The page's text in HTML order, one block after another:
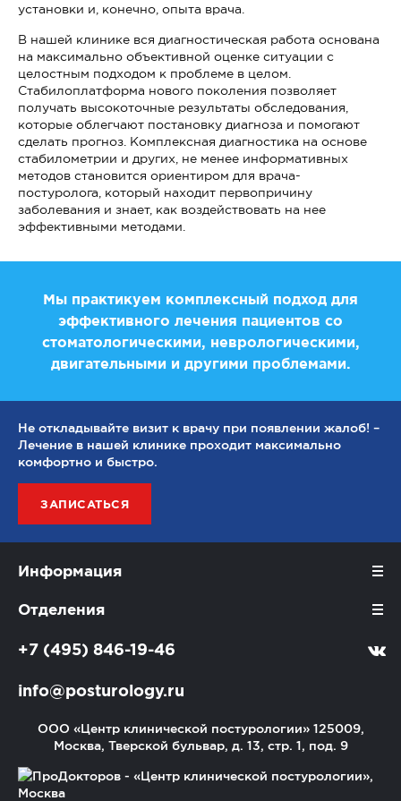
установки и, конечно, опыта врача.
В нашей клинике вся диагностическая работа основана
на максимально объективной оценке ситуации с
целостным подходом к проблеме в целом.
Стабилоплатформа нового поколения позволяет
получать высокоточные результаты обследования,
которые облегчают постановку диагноза и помогают
сделать прогноз. Комплексная диагностика на основе
стабилометрии и других, не менее информативных
методов становится ориентиром для врача-
постуролога, который находит первопричину
заболевания и знает, как воздействовать на нее
эффективными методами.
Мы практикуем комплексный подход для
эффективного лечения пациентов со
стоматологическими, неврологическими,
двигательными и другими проблемами.
Не откладывайте визит к врачу при появлении жалоб! –
Лечение в нашей клинике проходит максимально
комфортно и быстро.
ЗАПИСАТЬСЯ
ООО «Центр клинической постурологии» 125009,
Москва, Тверской бульвар, д. 13, стр. 1, под. 9
Информация
Отделения
+7 (495) 846-19-46
info@posturology.ru